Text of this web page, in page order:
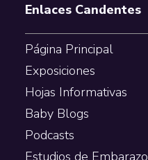
Enlaces Candentes
Página Principal
Exposiciones
Hojas Informativas
Baby Blogs
Podcasts
Estudios de Embarazo